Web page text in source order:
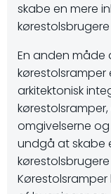
skabe en mere
En anden
arkitektonisk
omgivelserne
undgå at skabe